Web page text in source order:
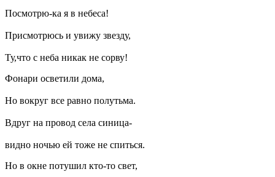
Посмотрю-ка я в небеса!
Присмотрюсь и увижу звезду,
Ту,что с неба никак не сорву!
Фонари осветили дома,
Но вокруг все равно полутьма.
Вдруг на провод села синица-
видно ночью ей тоже не спиться.
Но в окне потушил кто-то свет,